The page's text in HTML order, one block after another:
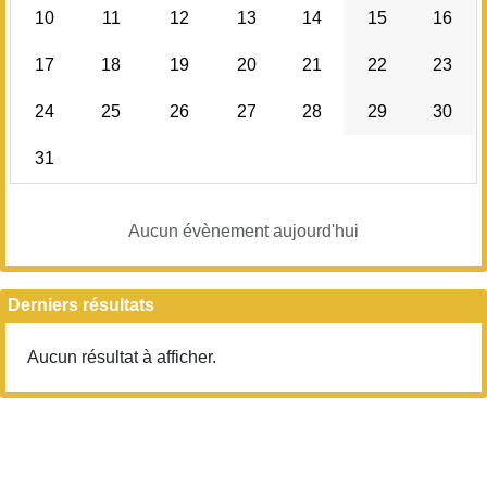
20h00
21h00
20h00 – 20h30
20h30 – 21h00
21h00 – 21h30
10 11 12 13 14 15 16
17 18 19 20 21 22 23
24 25 26 27 28 29 30
31
Aucun évènement aujourd'hui
Derniers résultats
Aucun résultat à afficher.